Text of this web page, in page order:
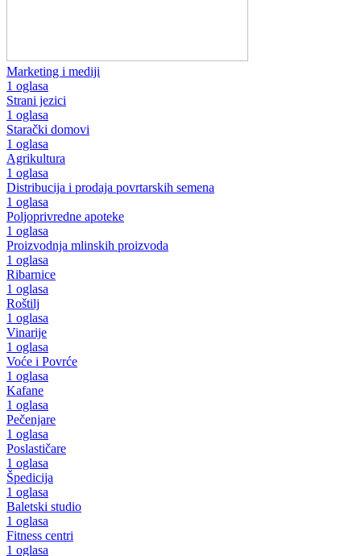
Marketing i mediji
1 oglasa
Strani jezici
1 oglasa
Starački domovi
1 oglasa
Agrikultura
1 oglasa
Distribucija i prodaja povrtarskih semena
1 oglasa
Poljoprivredne apoteke
1 oglasa
Proizvodnja mlinskih proizvoda
1 oglasa
Ribarnice
1 oglasa
Roštilj
1 oglasa
Vinarije
1 oglasa
Voće i Povrće
1 oglasa
Kafane
1 oglasa
Pečenjare
1 oglasa
Poslastičare
1 oglasa
Špedicija
1 oglasa
Baletski studio
1 oglasa
Fitness centri
1 oglasa